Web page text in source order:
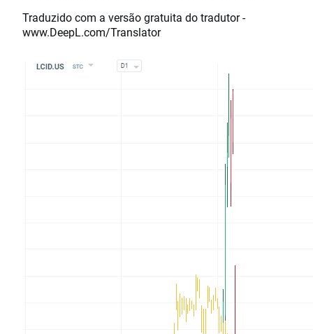
Traduzido com a versão gratuita do tradutor -
www.DeepL.com/Translator